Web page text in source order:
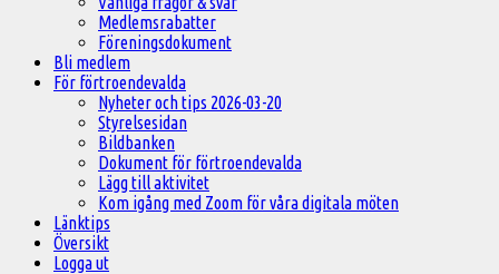
Medlemsrabatter
Föreningsdokument
Bli medlem
För förtroendevalda
Nyheter och tips 2026-03-20
Styrelsesidan
Bildbanken
Dokument för förtroendevalda
Lägg till aktivitet
Kom igång med Zoom för våra digitala möten
Länktips
Översikt
Logga ut